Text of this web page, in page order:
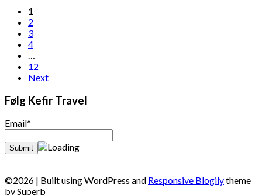
Indlægsinddeling
1
2
3
4
…
12
Next
Følg Kefir Travel
Email*
©2026 | Built using WordPress and Responsive Blogilytheme
by Superb